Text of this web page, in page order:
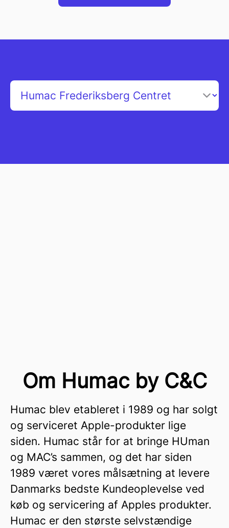
Om Humac by C&C
Humac blev etableret i 1989 og har solgt
og serviceret Apple-produkter lige
siden. Humac står for at bringe HUman
og MAC’s sammen, og det har siden
1989 været vores målsætning at levere
Danmarks bedste Kundeoplevelse ved
køb og servicering af Apples produkter.
Humac er den største selvstændige